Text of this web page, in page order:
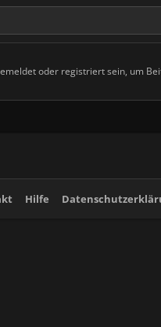
oder registriert sein, um
Hilfe